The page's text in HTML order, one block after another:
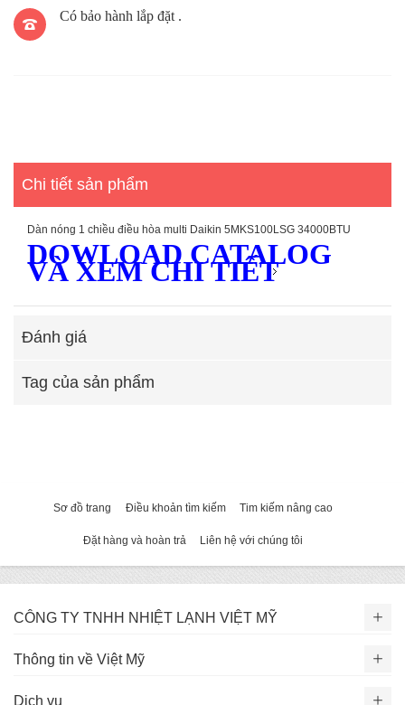
Có bảo hành lắp đặt .
Chi tiết sản phẩm
Dàn nóng 1 chiều điều hòa multi Daikin 5MKS100LSG 34000BTU
DOWLOAD CATALOG
VÀ XEM CHI TIẾT
Đánh giá
Tag của sản phẩm
Sơ đồ trang Điều khoản tìm kiếm Tim kiếm nâng cao
Đặt hàng và hoàn trả Liên hệ với chúng tôi
CÔNG TY TNHH NHIỆT LẠNH VIỆT MỸ
Thông tin về Việt Mỹ
Dịch vụ